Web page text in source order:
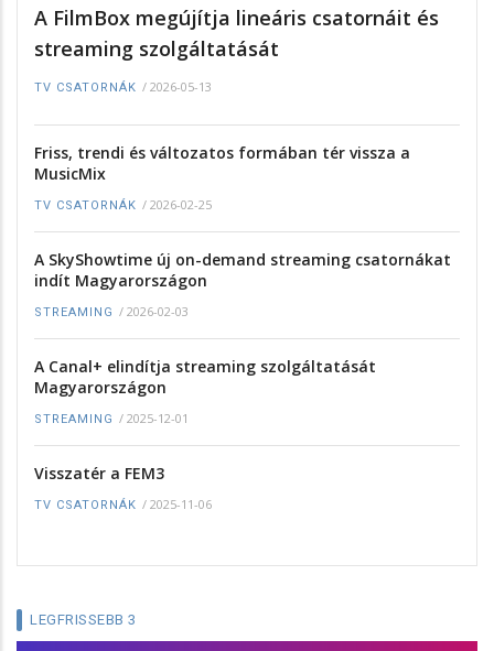
A FilmBox megújítja lineáris csatornáit és
streaming szolgáltatását
TV CSATORNÁK / 2026-05-13
Friss, trendi és változatos formában tér vissza a
MusicMix
TV CSATORNÁK / 2026-02-25
A SkyShowtime új on-demand streaming csatornákat
indít Magyarországon
STREAMING / 2026-02-03
A Canal+ elindítja streaming szolgáltatását
Magyarországon
STREAMING / 2025-12-01
Visszatér a FEM3
TV CSATORNÁK / 2025-11-06
LEGFRISSEBB 3